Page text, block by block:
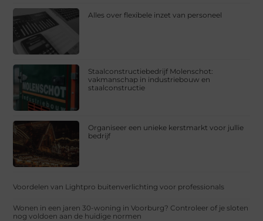
Alles over flexibele inzet van personeel
Staalconstructiebedrijf Molenschot:
vakmanschap in industriebouw en
staalconstructie
Organiseer een unieke kerstmarkt voor jullie
bedrijf
Voordelen van Lightpro buitenverlichting voor professionals
Wonen in een jaren 30-woning in Voorburg? Controleer of je sloten
nog voldoen aan de huidige normen